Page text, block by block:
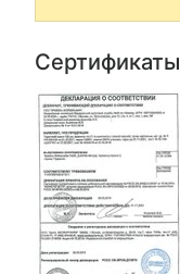
Сертификаты